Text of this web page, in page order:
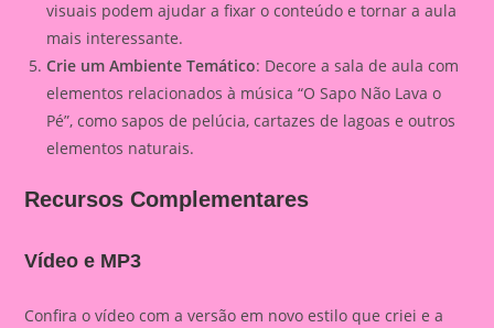
visuais podem ajudar a fixar o conteúdo e tornar a aula
mais interessante.
Crie um Ambiente Temático: Decore a sala de aula com
elementos relacionados à música “O Sapo Não Lava o
Pé”, como sapos de pelúcia, cartazes de lagoas e outros
elementos naturais.
Recursos Complementares
Vídeo e MP3
Confira o vídeo com a versão em novo estilo que criei e a